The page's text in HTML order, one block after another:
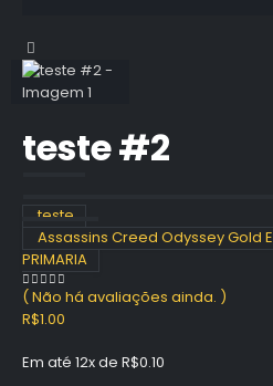
teste #2
teste
Assassins Creed Odyssey Gold
PRIMARIA
0 out of 5
( Não há avaliações ainda. )
R$1.00
Em até 12x de R$0.10